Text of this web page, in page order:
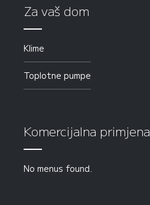
Za vaš dom
Klime
Toplotne pumpe
Komercijalna primjena
No menus found.